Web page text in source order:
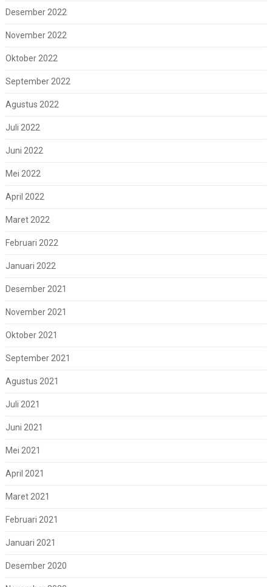
Desember 2022
November 2022
Oktober 2022
September 2022
Agustus 2022
Juli 2022
Juni 2022
Mei 2022
April 2022
Maret 2022
Februari 2022
Januari 2022
Desember 2021
November 2021
Oktober 2021
September 2021
Agustus 2021
Juli 2021
Juni 2021
Mei 2021
April 2021
Maret 2021
Februari 2021
Januari 2021
Desember 2020